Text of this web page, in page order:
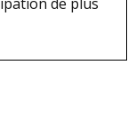
de plus